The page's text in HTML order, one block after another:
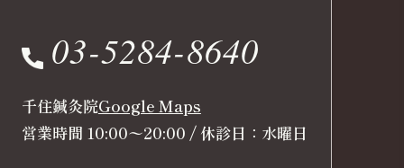
03-5284-8640
千住鍼灸院
営業時間 10:00〜20:00 / 休診日：水曜日
Google Maps